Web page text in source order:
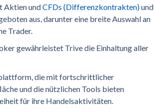
Aktien undCFDs (Differenzkontrakten)und
aus, darunter eine breite Auswahl an
Trader.
gewährleistet Trive die Einhaltung aller
die mit fortschrittlicher
und die nützlichen Tools bieten
für ihre Handelsaktivitäten.